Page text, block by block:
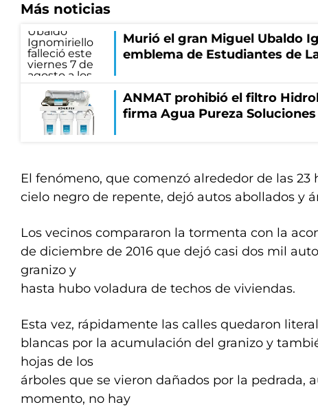
Más noticias
Murió el gran Miguel Ubaldo
emblema de Estudiantes de
ANMAT prohibió el filtro
firma Agua Pureza
El fenómeno, que comenzó alrededor de las 23
cielo negro de repente, dejó autos abollados y
Los vecinos compararon la tormenta con la
de diciembre de 2016 que dejó casi dos mil
granizo y
hasta hubo voladura de techos de viviendas.
Esta vez, rápidamente las calles quedaron
blancas por la acumulación del granizo y
hojas de los
árboles que se vieron dañados por la pedrada,
momento, no hay